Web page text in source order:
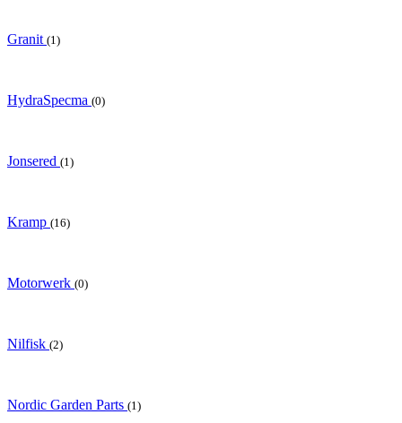
Granit (1)
HydraSpecma (0)
Jonsered (1)
Kramp (16)
Motorwerk (0)
Nilfisk (2)
Nordic Garden Parts (1)